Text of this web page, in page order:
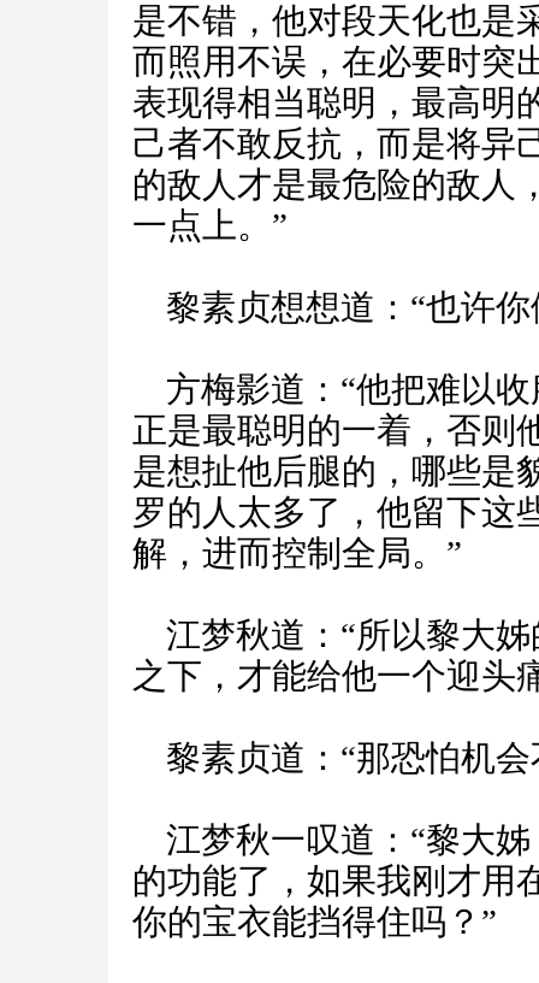
是不错，他对段天化也是
而照用不误，在必要时突
表现得相当聪明，最高明
己者不敢反抗，而是将异
的敌人才是最危险的敌人
一点上。”
黎素贞想想道：“也许你
方梅影道：“他把难以
正是最聪明的一着，否则
是想扯他后腿的，哪些是
罗的人太多了，他留下这
解，进而控制全局。”
江梦秋道：“所以黎大
之下，才能给他一个迎头
黎素贞道：“那恐怕机会
江梦秋一叹道：“黎大
的功能了，如果我刚才用
你的宝衣能挡得住吗？”